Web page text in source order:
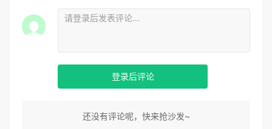
登录后评论
还没有评论呢，快来抢沙发~